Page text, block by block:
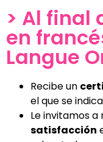
> Al final
en
Langue
Recibe un
el que se
Le invitamos
satisfacción